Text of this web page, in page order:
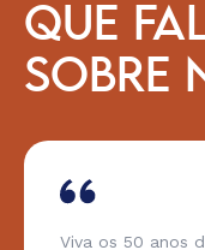
QUE
SOBRE
Viva os 50 anos